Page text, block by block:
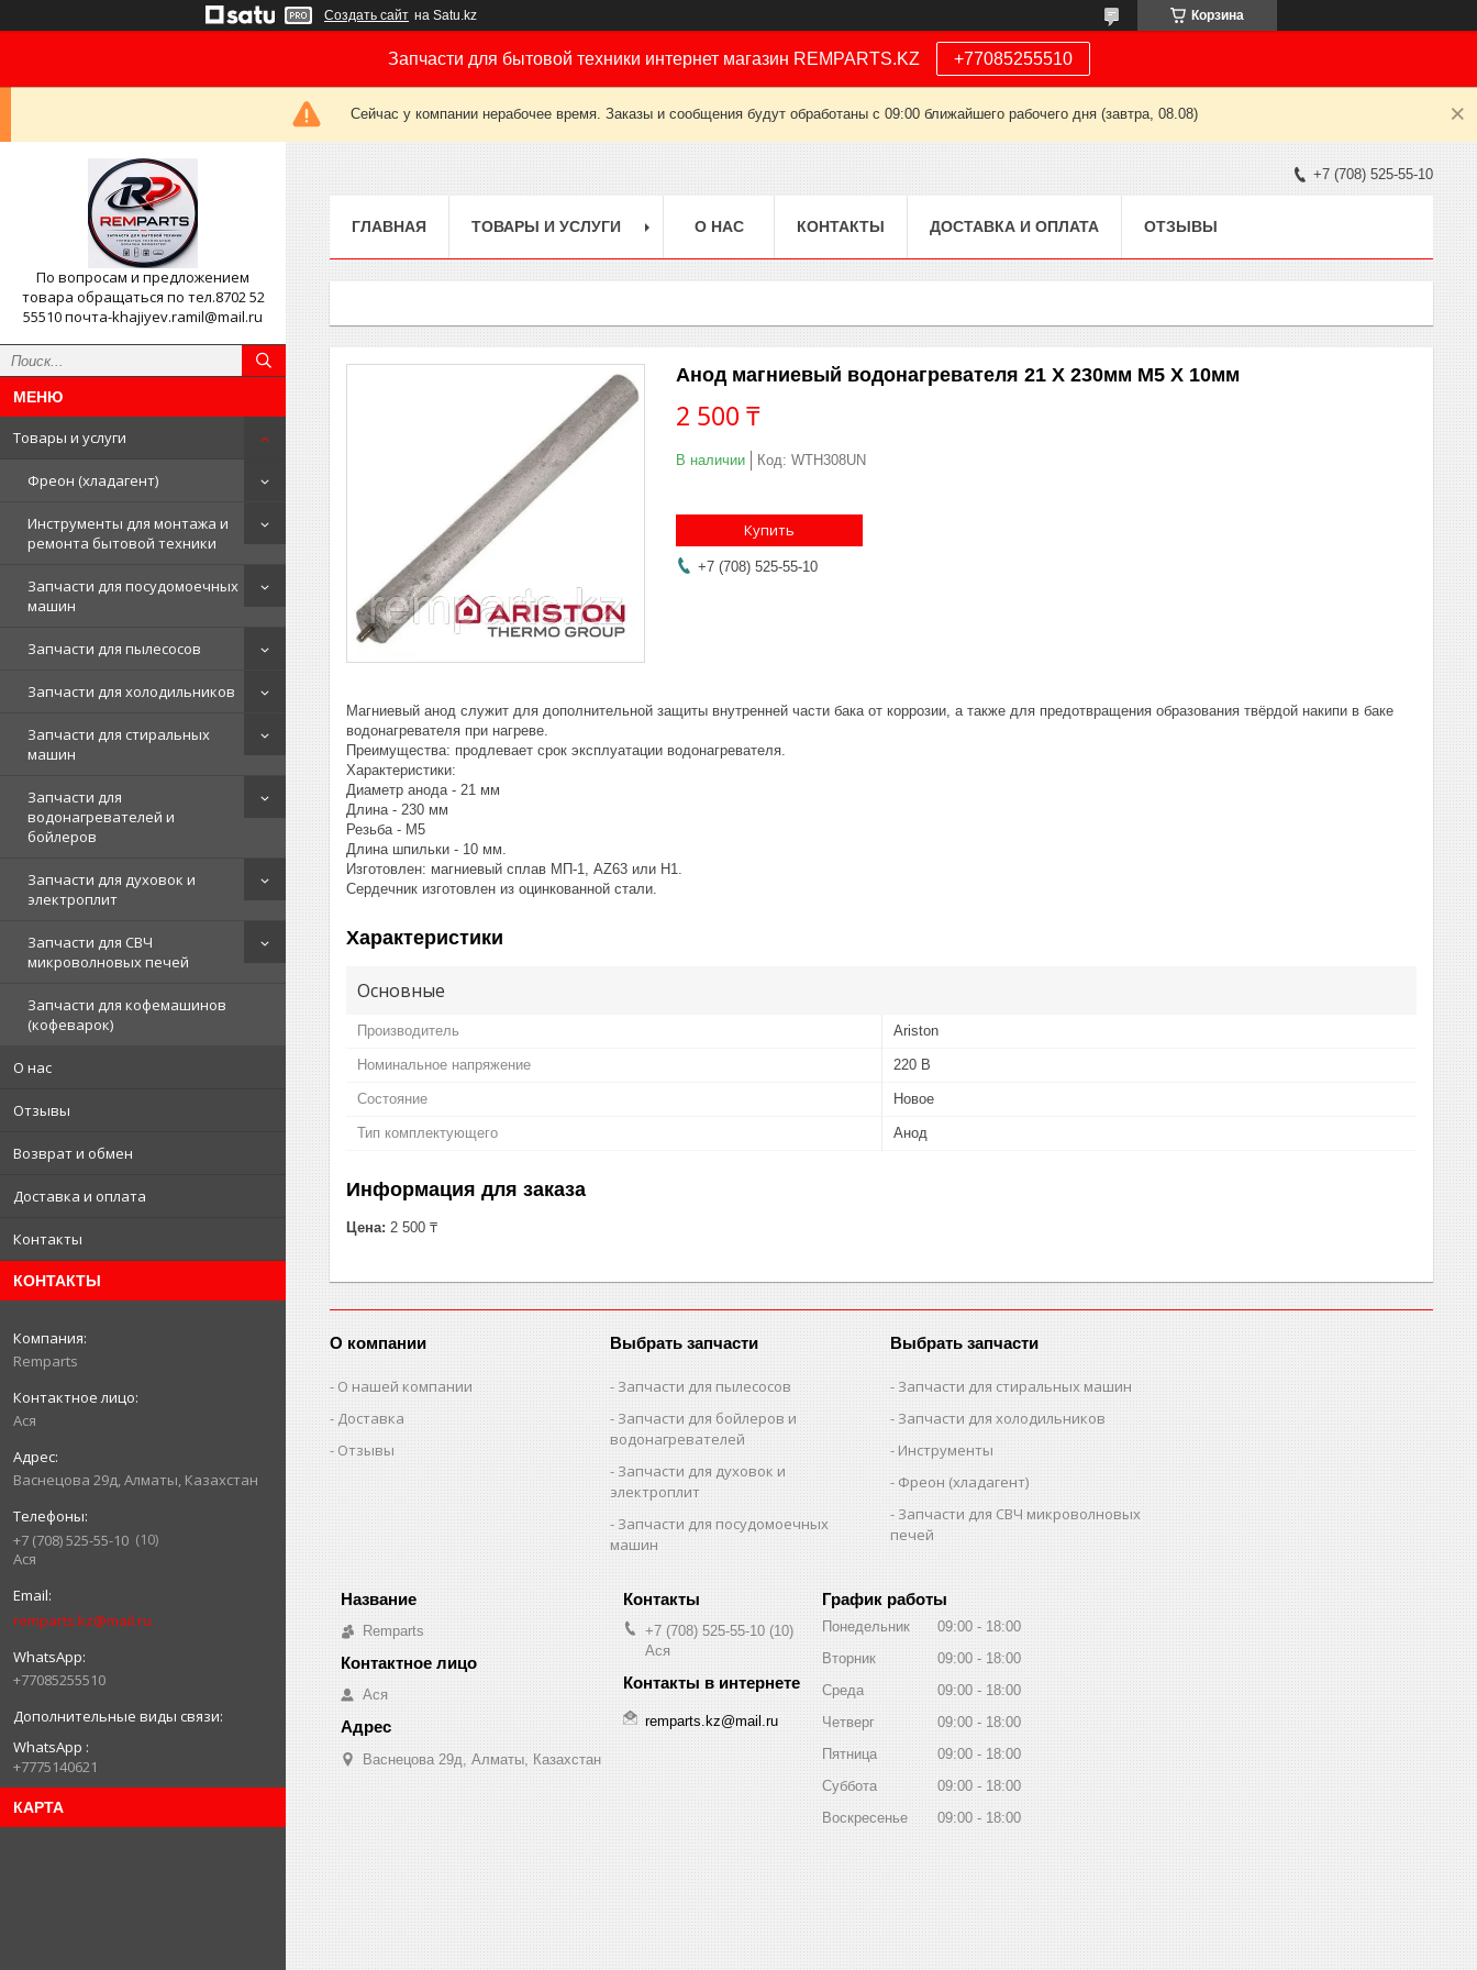
Создать сайт на Satu.kz Корзина
Запчасти для бытовой техники интернет магазин REMPARTS.KZ +77085255510
Сейчас у компании нерабочее время. Заказы и сообщения будут обработаны с 09:00 ближайшего рабочего дня (завтра, 08.08)
По вопросам и предложением
товара обращаться по тел.8702 52
55510 почта-khajiyev.ramil@mail.ru
Товары и услуги
Фреон (хладагент)
Инструменты для монтажа и
ремонта бытовой техники
Запчасти для посудомоечных
машин
Запчасти для пылесосов
Запчасти для холодильников
Запчасти для стиральных
машин
Запчасти для
водонагревателей и
бойлеров
Запчасти для духовок и
электроплит
Запчасти для СВЧ
микроволновых печей
Запчасти для кофемашинов
(кофеварок)
О нас
Отзывы
Возврат и обмен
Доставка и оплата
Контакты
КОНТАКТЫ
Remparts
Ася
Васнецова 29д, Алматы, Казахстан
+7 (708) 525-55-10
10
Ася
remparts.kz@mail.ru
+77085255510
WhatsApp
+7775140621
КАРТА
+7 (708) 525-55-10
ГЛАВНАЯ ТОВАРЫ И УСЛУГИ О НАС КОНТАКТЫ ДОСТАВКА И ОПЛАТА ОТЗЫВЫ
Анод магниевый водонагревателя 21 Х 230мм M5 Х 10мм
2 500 ₸
В наличии Код: WTH308UN
Купить
+7 (708) 525-55-10
Магниевый анод служит для дополнительной защиты внутренней части бака от коррозии, а также для предотвращения образования твёрдой накипи в баке
водонагревателя при нагреве.
Преимущества: продлевает срок эксплуатации водонагревателя.
Характеристики:
Диаметр анода - 21 мм
Длина - 230 мм
Резьба - М5
Длина шпильки - 10 мм.
Изготовлен: магниевый сплав МП-1, AZ63 или Н1.
Сердечник изготовлен из оцинкованной стали.
Характеристики
Основные
Производитель Ariston
Номинальное напряжение 220 В
Состояние Новое
Тип комплектующего Анод
Информация для заказа
Цена: 2 500 ₸
О компании
О нашей компании
Доставка
Отзывы
Выбрать запчасти
Запчасти для пылесосов
Запчасти для бойлеров и
водонагревателей
Запчасти для духовок и
электроплит
Запчасти для посудомоечных
машин
Выбрать запчасти
Запчасти для стиральных машин
Запчасти для холодильников
Инструменты
Фреон (хладагент)
Запчасти для СВЧ микроволновых
печей
Remparts
Ася
Васнецова 29д, Алматы, Казахстан
+7 (708) 525-55-10 10
Ася
remparts.kz@mail.ru
График работы
Понедельник 09:00
18:00
Вторник
09:00
18:00
Среда
09:00
18:00
Четверг
09:00
18:00
Пятница
09:00
18:00
Суббота
09:00
18:00
Воскресенье
09:00 18:00